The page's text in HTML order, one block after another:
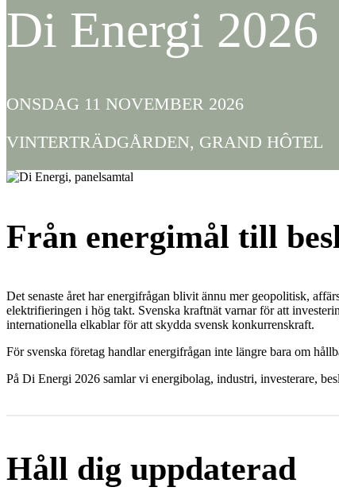
Di Energi 2026
ONSDAG 11 NOVEMBER 2026
VINTERTRÄDGÅRDEN, GRAND HÔTEL
Från energimål till
Det senaste året har energifrågan blivit ännu mer geopolitisk,
elektrifieringen i hög takt. Svenska kraftnät varnar för att
internationella elkablar för att skydda svensk konkurrenskraft.
För svenska företag handlar energifrågan inte längre bara om
På Di Energi 2026 samlar vi energibolag, industri, investerare,
Håll dig uppdaterad